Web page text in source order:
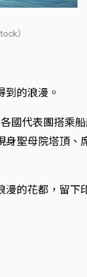
）
到的浪漫。
國代表團搭乘
聖母院塔頂、
的花都，留下